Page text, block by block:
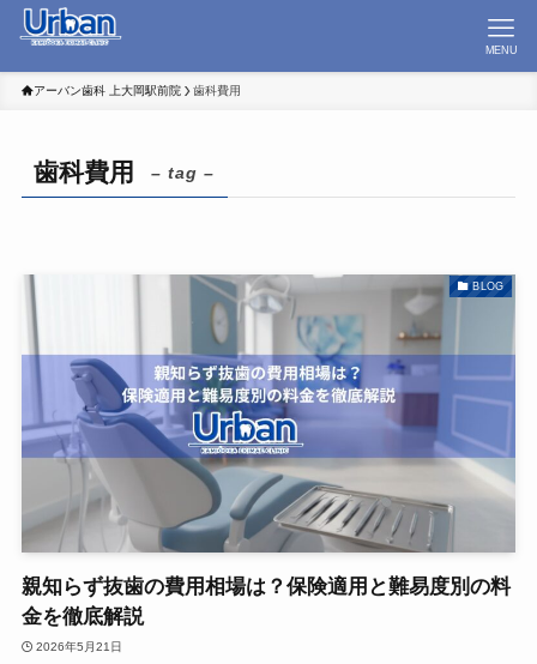
MENU
アーバン歯科 上大岡駅前院 歯科費用
歯科費用 – tag –
BLOG
親知らず抜歯の費用相場は？保険適用と難易度別の料
金を徹底解説
2026年5月21日